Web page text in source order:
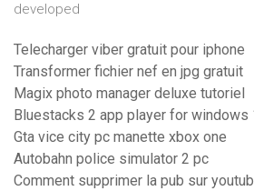
developed
Telecharger viber gratuit pour iphone
Transformer fichier nef en jpg gratuit
Magix photo manager deluxe tutoriel
Bluestacks 2 app player for windows
Gta vice city pc manette xbox one
Autobahn police simulator 2 pc
Comment supprimer la pub sur